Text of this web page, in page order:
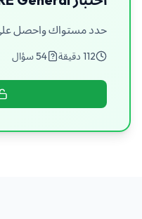
حدد مستواك واحصل
112 دقيقة 54سؤال